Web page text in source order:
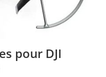
pour DJI